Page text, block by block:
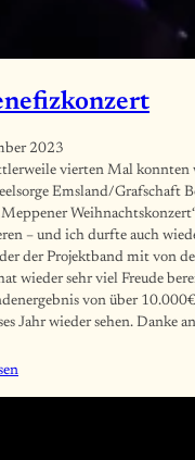
2023
vierten Mal konnten
Emsland/Grafschaft
– und ich durfte auch
der Projektband mit von
wieder sehr viel Freude
von über
Jahr wieder sehen. Danke